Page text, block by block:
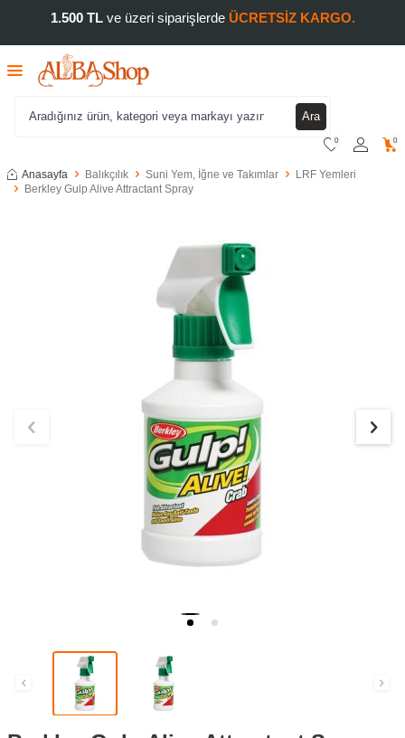
1.500 TLve üzeri siparişlerde ÜCRETSİZ KARGO.
Ara
0 0
Anasayfa Balıkçılık Suni Yem, İğne ve Takımlar
LRF Yemleri
Berkley Gulp Alive Attractant Spray